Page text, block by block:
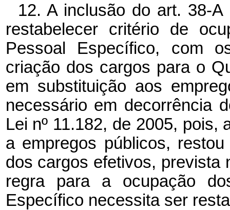
12. A inclusão do art. 38-
restabelecer critério de
Pessoal Específico, com
criação dos cargos para o
em substituição aos
necessário em decorrência
Lei nº 11.182, de 2005,
a empregos públicos,
dos cargos efetivos, prevista
regra para a ocupação
Específico necessita ser